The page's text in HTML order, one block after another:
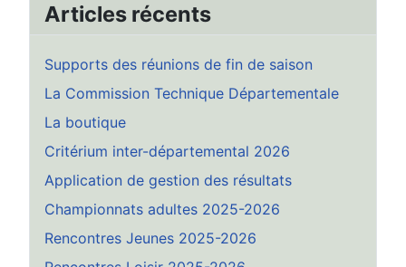
Articles récents
Supports des réunions de fin de saison
La Commission Technique Départementale
La boutique
Critérium inter-départemental 2026
Application de gestion des résultats
Championnats adultes 2025-2026
Rencontres Jeunes 2025-2026